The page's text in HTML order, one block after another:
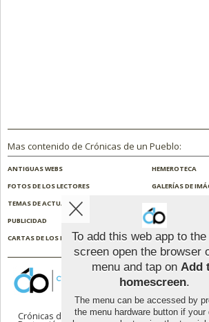
Mas contenido de Crónicas de un Pueblo:
ANTIGUAS WEBS
HEMEROTECA
FOTOS DE LOS LECTORES
GALERÍAS DE
TEMAS DE ACTUALIDAD
PUBLICIDAD
CONTACTO
CARTAS DE LOS LECTORES
ENCUESTAS
Crónicas de un Pueblo |Términos de uso|
To add this web app to the
screen open the browser
menu and tap on Add
homescreen.
The menu can be accessed by
the menu hardware button if your
Aviso sobre el Uso de
Utilizamos cookies nuestras
funcionamiento del digital.
lista de cookies y como
nuestra Política de Privacidad